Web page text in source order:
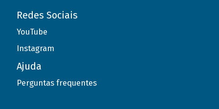
Redes Sociais
YouTube
Instagram
Ajuda
Perguntas frequentes